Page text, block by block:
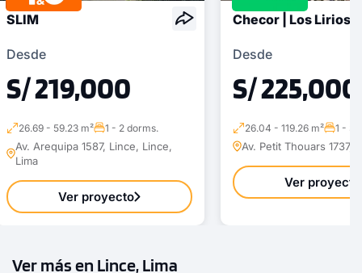
SLIM
Desde
S/ 219,000
26.69 - 59.23 m² 1 - 2 dorms.
Av. Arequipa 1587, Lince, Lince,
Lima
Ver proyecto
Checor | Los Lirios
Desde
S/ 225,000
26.04 - 119.26 m² 1 - 3
Av. Petit Thouars 1737,
Ver proyecto
Ver más en Lince, Lima